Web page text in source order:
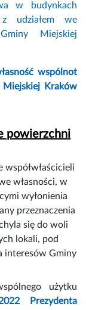
w budynkach
z udziałem we
Miejskiej
wspólnot
Miejskiej Kraków
powierzchni
współwłaścicieli
własności, w
wyłonienia
przeznaczenia
się do woli
lokali, pod
interesów Gminy
użytku
Prezydenta